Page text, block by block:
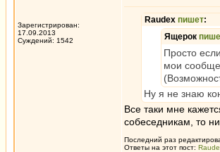
Зарегистрирован:
17.09.2013
Суждений: 1542
Raudex пишет:
Ящерок
Просто
мои
Ну я не знаю
Все таки мне
собеседникам, то
Последний раз
Ответы на этот пост: